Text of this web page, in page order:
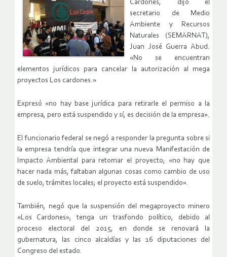
Cardones, dijo el
secretario de Medio
Ambiente y Recursos
Naturales (SEMARNAT),
Juan José Guerra Abud.
«No se encuentran
elementos jurídicos para cancelar la autorización al mega
proyectos Los cardones.»
Expresó «no hay base jurídica para retirarle el permiso a la
empresa, pero está suspendido y sí, es decisión de la empresa».
El funcionario federal se negó a responder la pregunta sobre si
la empresa tendría que integrar una nueva Manifestación de
Impacto Ambiental para retomar el proyecto; «no hay que
hacer nada más, faltaban algunas cosas como cambio de uso
de suelo, trámites locales; el proyecto está suspendido».
También, negó que la suspensión del megaproyecto minero
«Los Cardones», tenga un trasfondo político, debido al
proceso electoral del 2015, en donde se renovará la
gubernatura, las cinco alcaldías y las 16 diputaciones del
Congreso del estado.